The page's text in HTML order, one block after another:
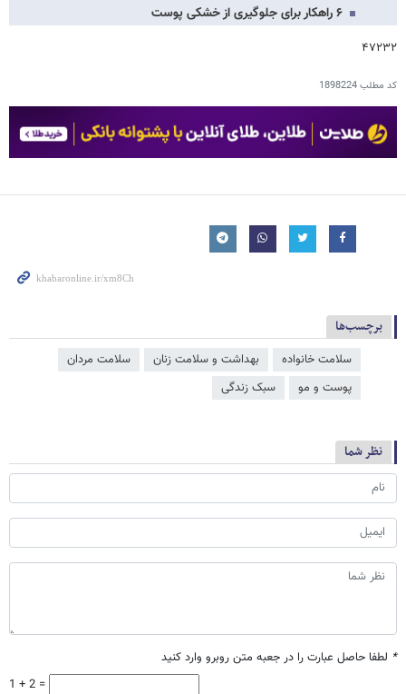
۶ راهکار برای جلوگیری از خشکی پوست
۴۷۲۳۲
کد مطلب1898224
برچسب‌ها
سلامت خانواده بهداشت و سلامت زنان
سلامت مردان
پوست و مو
سبک زندگی
نظر شما
* لطفا حاصل عبارت را در جعبه متن روبرو وارد کنید
1 + 2 =